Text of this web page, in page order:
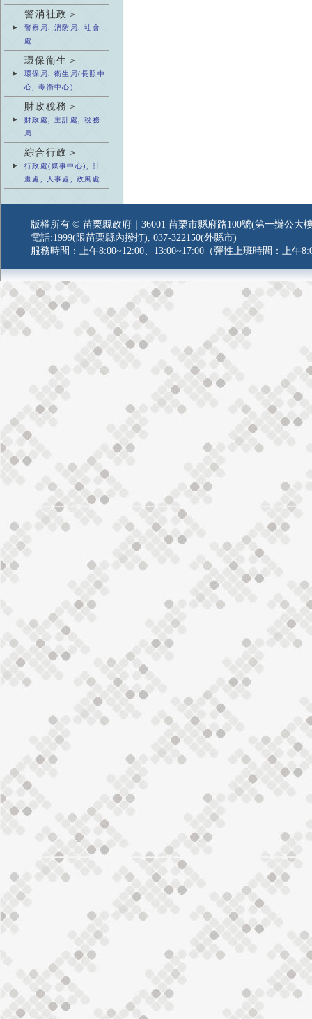
警消社政＞
警察局, 消防局, 社會
處
環保衛生＞
環保局, 衛生局(長照中
心, 毒衛中心)
財政稅務＞
財政處, 主計處, 稅務
局
綜合行政＞
行政處(媒事中心), 計
畫處, 人事處, 政風處
版權所有 © 苗栗縣政府｜36001 苗栗市縣府路100號(第一辦公大
電話:1999(限苗栗縣內撥打), 037-322150(外縣市)
服務時間：上午8:00~12:00、13:00~17:00（彈性上班時間：上午